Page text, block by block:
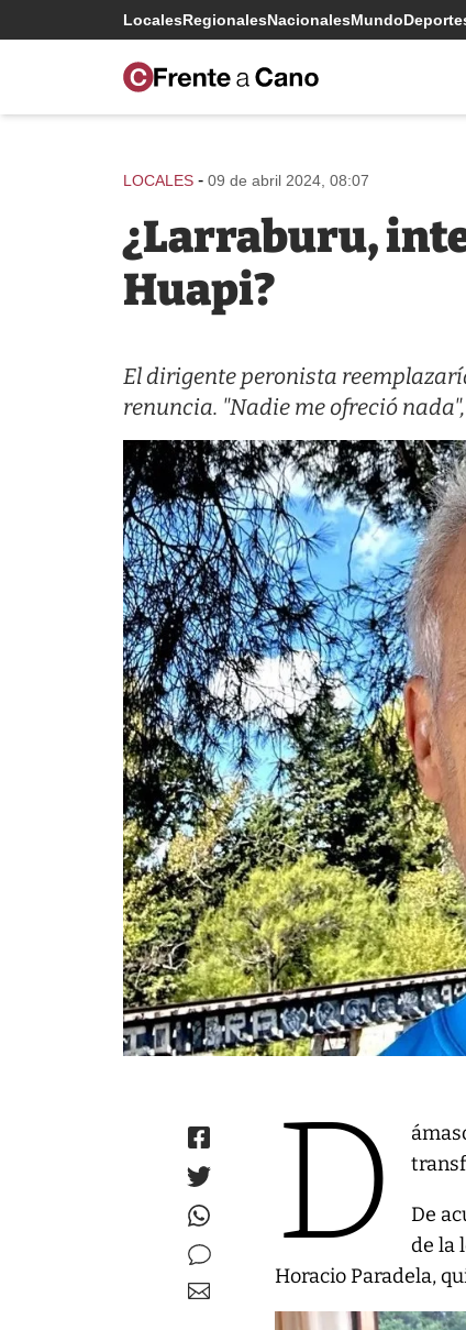
LocalesRegionalesNacionalesMundo
LOCALES - 09 de abril 2024, 08:07
¿Larraburu,
Huapi?
El dirigente peronista
renuncia. "Nadie me ofreció
D
De
de la
Horacio Paradela,